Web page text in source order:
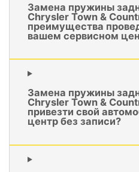
Замена пружины
Chrysler Town &
преимущества
вашем сервисном
Замена пружины
Chrysler Town &
привезти свой
центр без записи?